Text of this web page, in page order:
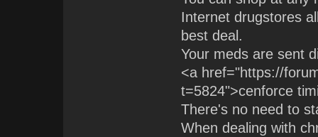
Internet drugstores
best deal.
Your meds are sent
<a href="https://
t=5824">cenforce
There's no need to
When dealing with